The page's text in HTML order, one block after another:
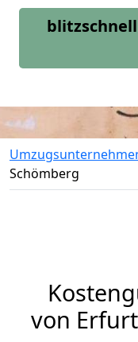
Schömberg
von